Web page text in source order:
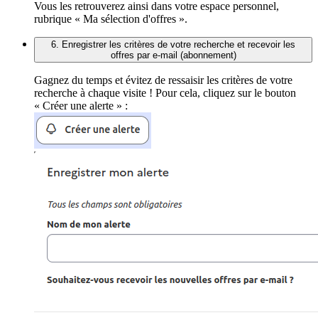
Vous les retrouverez ainsi dans votre espace personnel,
rubrique « Ma sélection d'offres ».
6. Enregistrer les critères de votre recherche et recevoir les
offres par e-mail (abonnement)
Gagnez du temps et évitez de ressaisir les critères de votre
recherche à chaque visite ! Pour cela, cliquez sur le bouton
« Créer une alerte » :